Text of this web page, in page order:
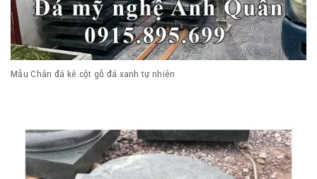
Mẫu Chân đá kê cột gỗ đá xanh tự nhiên